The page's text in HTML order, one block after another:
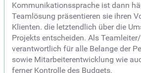
Kommunikationssprache ist dann
Teamlösung präsentieren sie ihren
Klienten. die letztendlich über die
Projekts entscheiden. Als
verantwortlich für alle Belange der
sowie Mitarbeiterentwicklung wie
ferner Kontrolle des Budgets.